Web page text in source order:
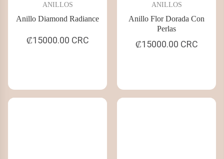
ANILLOS
Anillo Diamond Radiance
₡15000.00 CRC
ANILLOS
Anillo Flor Dorada Con
Perlas
₡15000.00 CRC